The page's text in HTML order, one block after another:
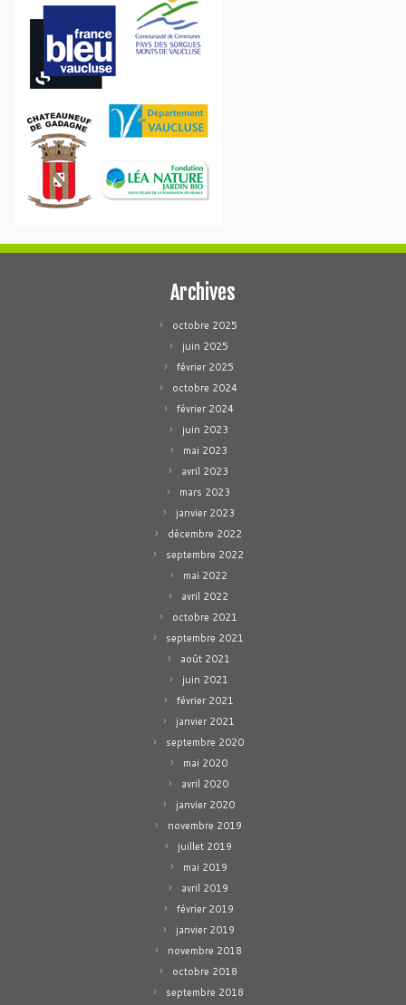
Archives
octobre 2025
juin 2025
février 2025
octobre 2024
février 2024
juin 2023
mai 2023
avril 2023
mars 2023
janvier 2023
décembre 2022
septembre 2022
mai 2022
avril 2022
octobre 2021
septembre 2021
août 2021
juin 2021
février 2021
janvier 2021
septembre 2020
mai 2020
avril 2020
janvier 2020
novembre 2019
juillet 2019
mai 2019
avril 2019
février 2019
janvier 2019
novembre 2018
octobre 2018
septembre 2018